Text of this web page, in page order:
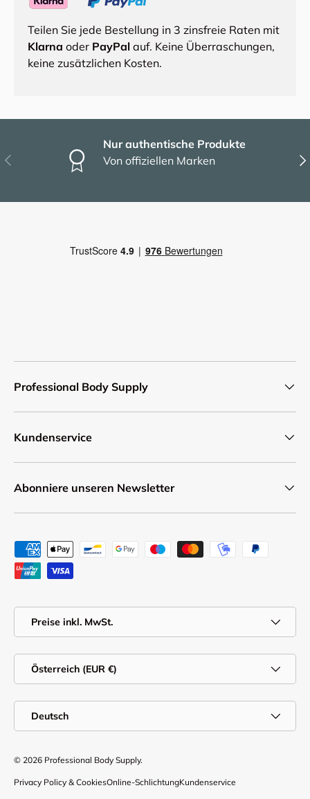
Teilen Sie jede Bestellung in 3 zinsfreie Raten mit
Klarna oder PayPal auf. Keine Überraschungen,
keine zusätzlichen Kosten.
Vorherige
Nur authentische Produkte
Von offiziellen Marken
Professional Body Supply
Kundenservice
Abonniere unseren Newsletter
Zahlungsmethoden
Preise inkl. MwSt.
Land/Region
Österreich (EUR €)
Deutsch
© 2026 Professional Body Supply.
Privacy Policy & CookiesOnline-SchlichtungKundenservice